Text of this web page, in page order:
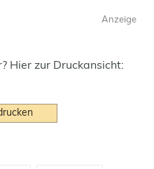
Anzeige
Hier zur Druckansicht: